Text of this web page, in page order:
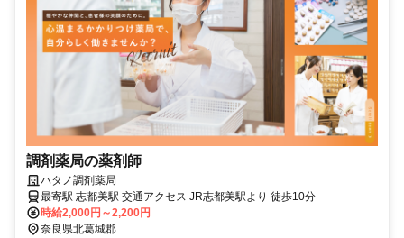
調剤薬局の薬剤師
ハタノ調剤薬局
最寄駅 志都美駅 交通アクセス JR志都美駅より 徒歩10分
時給2,000円～2,200円
奈良県北葛城郡